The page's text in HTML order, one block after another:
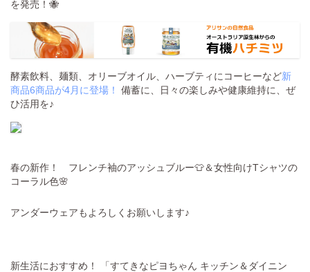
を発売！🐝
酵素飲料、麺類、オリーブオイル、ハーブティにコーヒーなど新
商品6商品が4月に登場！
備蓄に、日々の楽しみや健康維持に、ぜ
ひ活用を♪
春の新作！ フレンチ袖のアッシュブルー👕＆女性向けTシャツの
コーラル色🌸
アンダーウェアもよろしくお願いします♪
新生活におすすめ！ 「すてきなピヨちゃん キッチン＆ダイニン